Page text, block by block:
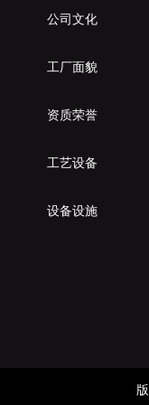
公司文化
工厂面貌
资质荣誉
工艺设备
设备设施